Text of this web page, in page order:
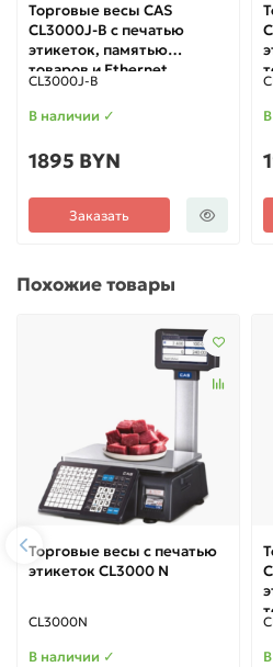
Торговые весы CAS
CL3000J-B с печатью
этикеток, памятью
товаров и Ethernet
CL3000J-B
В наличии ✓
1895 BYN
Заказать
Похожие товары
Торговые весы с печатью
этикеток CL3000 N
CL3000N
В наличии ✓